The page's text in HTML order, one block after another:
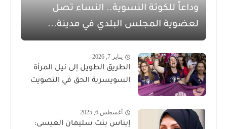
وداعاً للكوتة النسوية.. النساء تصل
لعضوية المجلس البلدي في مدينة...
يناير 7, 2026
الطريق الطويل إلى نيل المرأة
السويسرية الحق في التصويت
أغسطس 6, 2025
إيناس بنت سليمان العيسى: